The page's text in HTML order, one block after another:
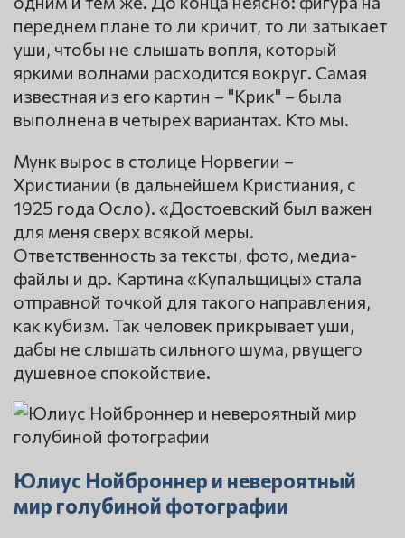
переднем плане то ли кричит, то ли затыкает
уши, чтобы не слышать вопля, который
яркими волнами расходится вокруг. Самая
известная из его картин – "Крик" – была
выполнена в четырех вариантах. Кто мы.
Мунк вырос в столице Норвегии –
Христиании (в дальнейшем Кристиания, с
1925 года Осло). «Достоевский был важен
для меня сверх всякой меры.
Ответственность за тексты, фото, медиа-
файлы и др. Картина «Купальщицы» стала
отправной точкой для такого направления,
как кубизм. Так человек прикрывает уши,
дабы не слышать сильного шума, рвущего
душевное спокойствие.
Юлиус Нойброннер и невероятный
мир голубиной фотографии